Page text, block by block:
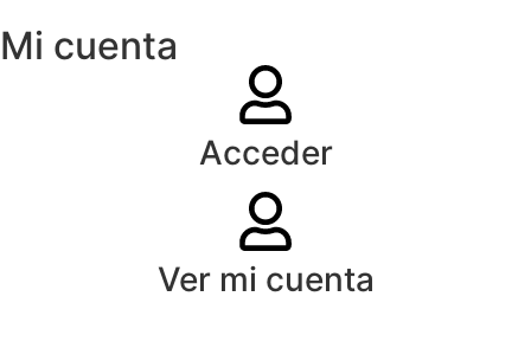
Mi cuenta
Acceder
Ver mi cuenta